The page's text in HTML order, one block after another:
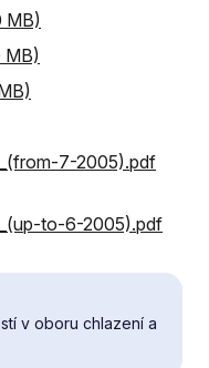
MB)
MB)
7-2005).pdf
to-6-2005).pdf
v oboru chlazení a